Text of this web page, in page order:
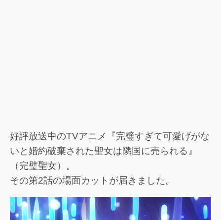
好評放送中のTVアニメ『完璧すぎて可愛げがな
いと婚約破棄された聖女は隣国に売られる』
（完璧聖女）。
その第2話の場面カットが届きました。